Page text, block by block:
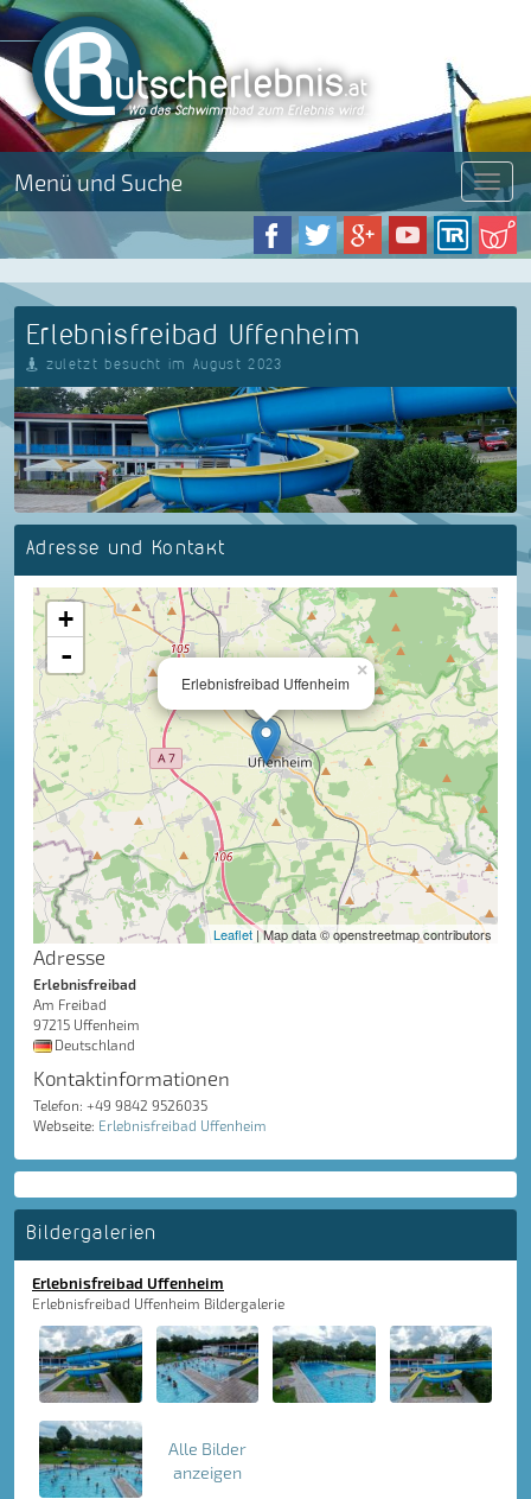
Menü und Suche Menü
Erlebnisfreibad Uffenheim
zuletzt besucht im August 2023
Adresse und Kontakt
×
Erlebnisfreibad Uffenheim
+
-
Leaflet| Map data © openstreetmap contributors
Adresse
Erlebnisfreibad
Am Freibad
97215 Uffenheim
Deutschland
Kontaktinformationen
Telefon: +49 9842 9526035
Webseite: Erlebnisfreibad Uffenheim
Bildergalerien
Erlebnisfreibad Uffenheim
Erlebnisfreibad Uffenheim Bildergalerie
Alle Bilder
anzeigen